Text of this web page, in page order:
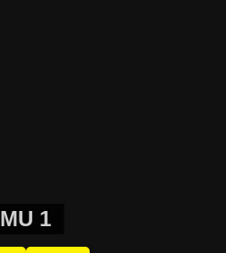
MU 1